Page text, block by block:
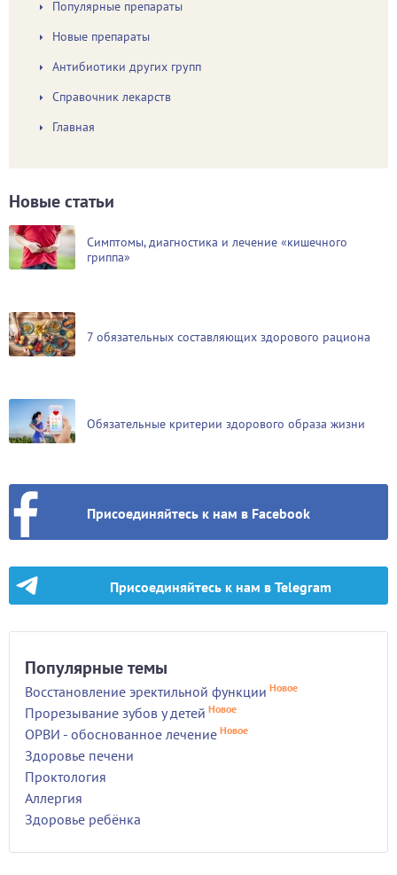
Популярные препараты
Новые препараты
Антибиотики других групп
Справочник лекарств
Главная
Новые статьи
Симптомы, диагностика и лечение «кишечного
гриппа»
7 обязательных составляющих здорового рациона
Обязательные критерии здорового образа жизни
Присоединяйтесь к нам в Facebook
Присоединяйтесь к нам в Telegram
Популярные темы
Восстановление эректильной функции Новое
Прорезывание зубов у детей Новое
ОРВИ - обоснованное лечение Новое
Здоровье печени
Проктология
Аллергия
Здоровье ребёнка